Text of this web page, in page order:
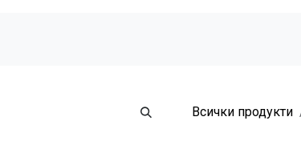
Всички продукти